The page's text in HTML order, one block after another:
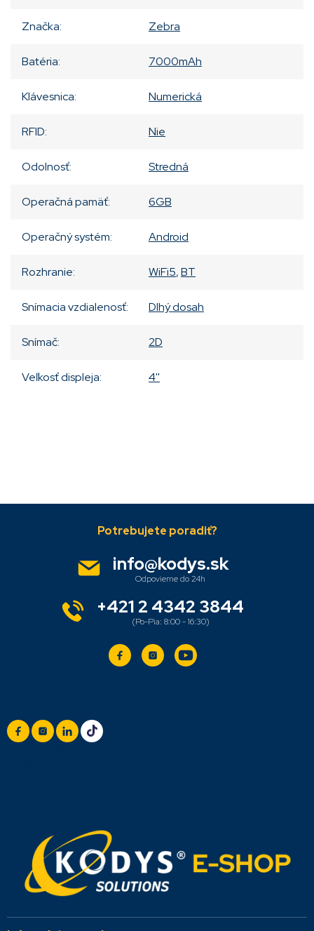
Značka: Zebra
Batéria: 7000mAh
Klávesnica: Numerická
RFID: Nie
Odolnosť: Stredná
Operačná pamäť: 6GB
Operačný systém: Android
Rozhranie: WiFi5,BT
Snímacia vzdialenosť: Dlhý dosah
Snímač: 2D
Veľkosť displeja: 4''
info@kodys.sk
+421 2 4342 3844